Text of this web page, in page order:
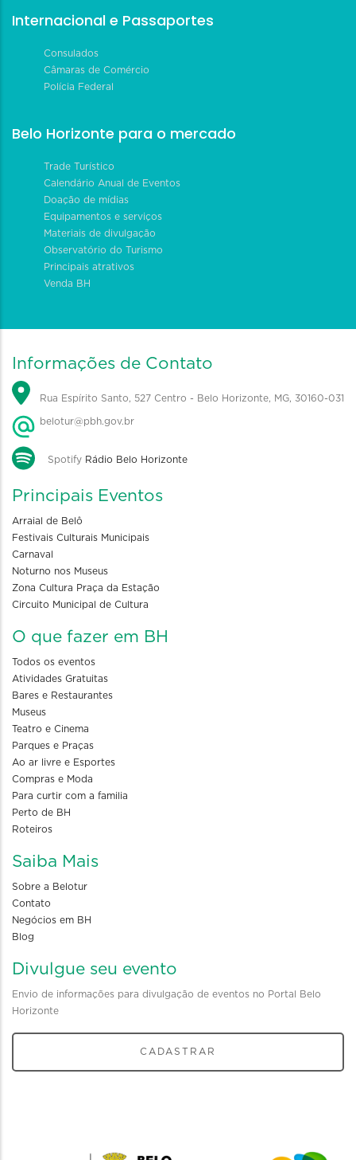
Internacional e Passaportes
Consulados
Câmaras de Comércio
Polícia Federal
Belo Horizonte para o mercado
Trade Turístico
Calendário Anual de Eventos
Doação de mídias
Equipamentos e serviços
Materiais de divulgação
Observatório do Turismo
Principais atrativos
Venda BH
Informações de Contato
Rua Espírito Santo, 527 Centro - Belo Horizonte, MG, 30160-031
belotur@pbh.gov.br
Spotify Rádio Belo Horizonte
Principais Eventos
Arraial de Belô
Festivais Culturais Municipais
Carnaval
Noturno nos Museus
Zona Cultura Praça da Estação
Circuito Municipal de Cultura
O que fazer em BH
Todos os eventos
Atividades Gratuitas
Bares e Restaurantes
Museus
Teatro e Cinema
Parques e Praças
Ao ar livre e Esportes
Compras e Moda
Para curtir com a familia
Perto de BH
Roteiros
Saiba Mais
Sobre a Belotur
Contato
Negócios em BH
Blog
Divulgue seu evento
Envio de informações para divulgação de eventos no Portal Belo
Horizonte
CADASTRAR